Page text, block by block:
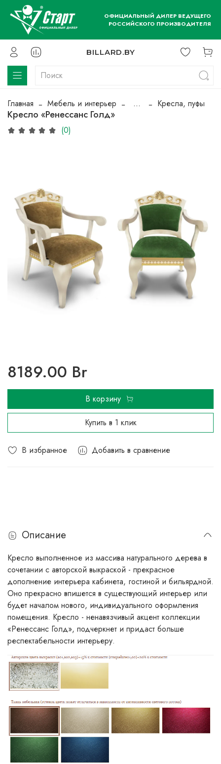
ОФИЦИАЛЬНЫЙ ДИЛЕР ВЕДУЩЕГО
РОССИЙСКОГО ПРОИЗВОДИТЕЛЯ
BILLARD.BY
Главная Мебель и интерьер ... Кресла, пуфы
Кресло «Ренессанс Голд»
(0)
В избранное Добавить в сравнение
8189.00 Br
В корзину
Купить в 1 клик
Описание
Кресло выполненное из массива натурального дерева в
сочетании с авторской выкраской - прекрасное
дополнение интерьера кабинета, гостиной и бильярдной.
Оно прекрасно впишется в существующий интерьер или
будет началом нового, индивидуального оформления
помещения. Кресло - ненавязчивый акцент коллекции
«Ренессанс Голд», подчеркнет и придаст больше
респектабельности интерьеру.